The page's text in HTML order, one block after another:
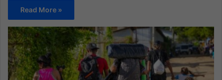
Read More »